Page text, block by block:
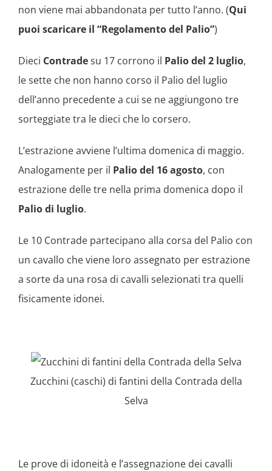
non viene mai abbandonata per tutto l’anno. (Qui
puoi scaricare il “Regolamento del Palio”)
Dieci Contradesu 17 corrono il Palio del 2 luglio,
le sette che non hanno corso il Palio del luglio
dell’anno precedente a cui se ne aggiungono tre
sorteggiate tra le dieci che lo corsero.
L’estrazione avviene l’ultima domenica di maggio.
Analogamente per il Palio del 16 agosto, con
estrazione delle tre nella prima domenica dopo il
Palio di luglio.
Le 10 Contrade partecipano alla corsa del Palio con
un cavallo che viene loro assegnato per estrazione
a sorte da una rosa di cavalli selezionati tra quelli
fisicamente idonei.
Zucchini (caschi) di fantini della Contrada della
Selva
Le prove di idoneità e l’assegnazione dei cavalli